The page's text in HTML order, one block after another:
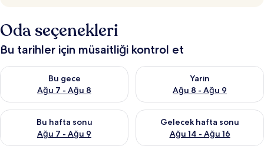
Oda seçenekleri
Bu tarihler için müsaitliği kontrol et
Bu gece
Ağu 7 - Ağu 8
Bu gece için müsaitliği kontrol et Ağu 7 - Ağu 8
Yarın
Ağu 8 - Ağu 9
Yarın için müsaitliği kontrol
Bu hafta sonu
Ağu 7 - Ağu 9
Bu hafta sonu için müsaitliği kontrol et Ağu 7 - Ağu 9
Gelecek hafta sonu
Ağu 14 - Ağu 16
Önümüzdeki hafta sonu için